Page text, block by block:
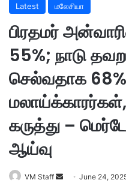
Latest மலேசியா
பிரதமர்
55%; நாடு
செல்வதாக
கருத்து –
ஆய்வு
VM Staff June 24,